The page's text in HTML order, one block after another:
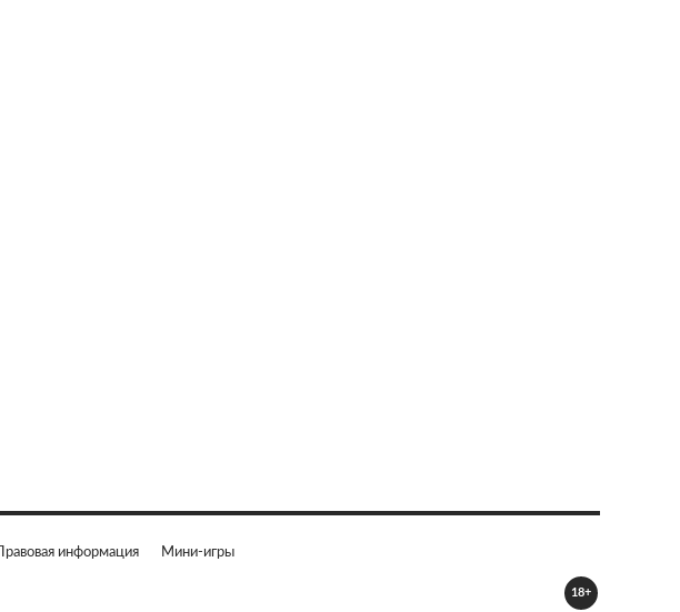
Правовая информация Мини-игры
18+